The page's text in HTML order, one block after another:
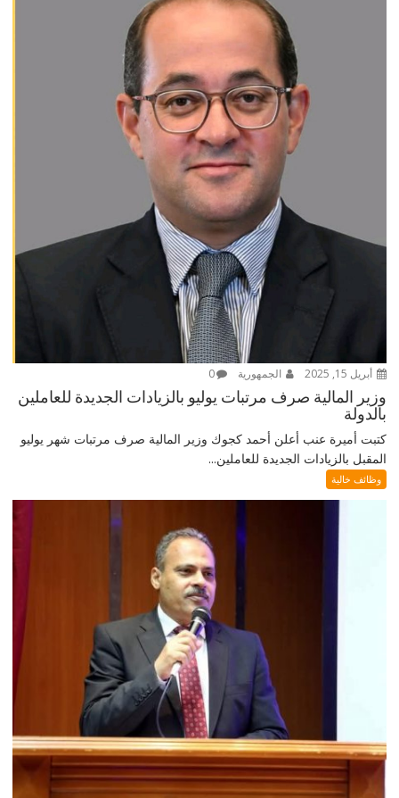
أبريل 15, 2025 الجمهورية 0
وزير المالية صرف مرتبات يوليو بالزيادات الجديدة للعاملين
بالدولة
كتبت أميرة عنب أعلن أحمد كجوك وزير المالية صرف مرتبات شهر يوليو
المقبل بالزيادات الجديدة للعاملين...
وظائف خالية